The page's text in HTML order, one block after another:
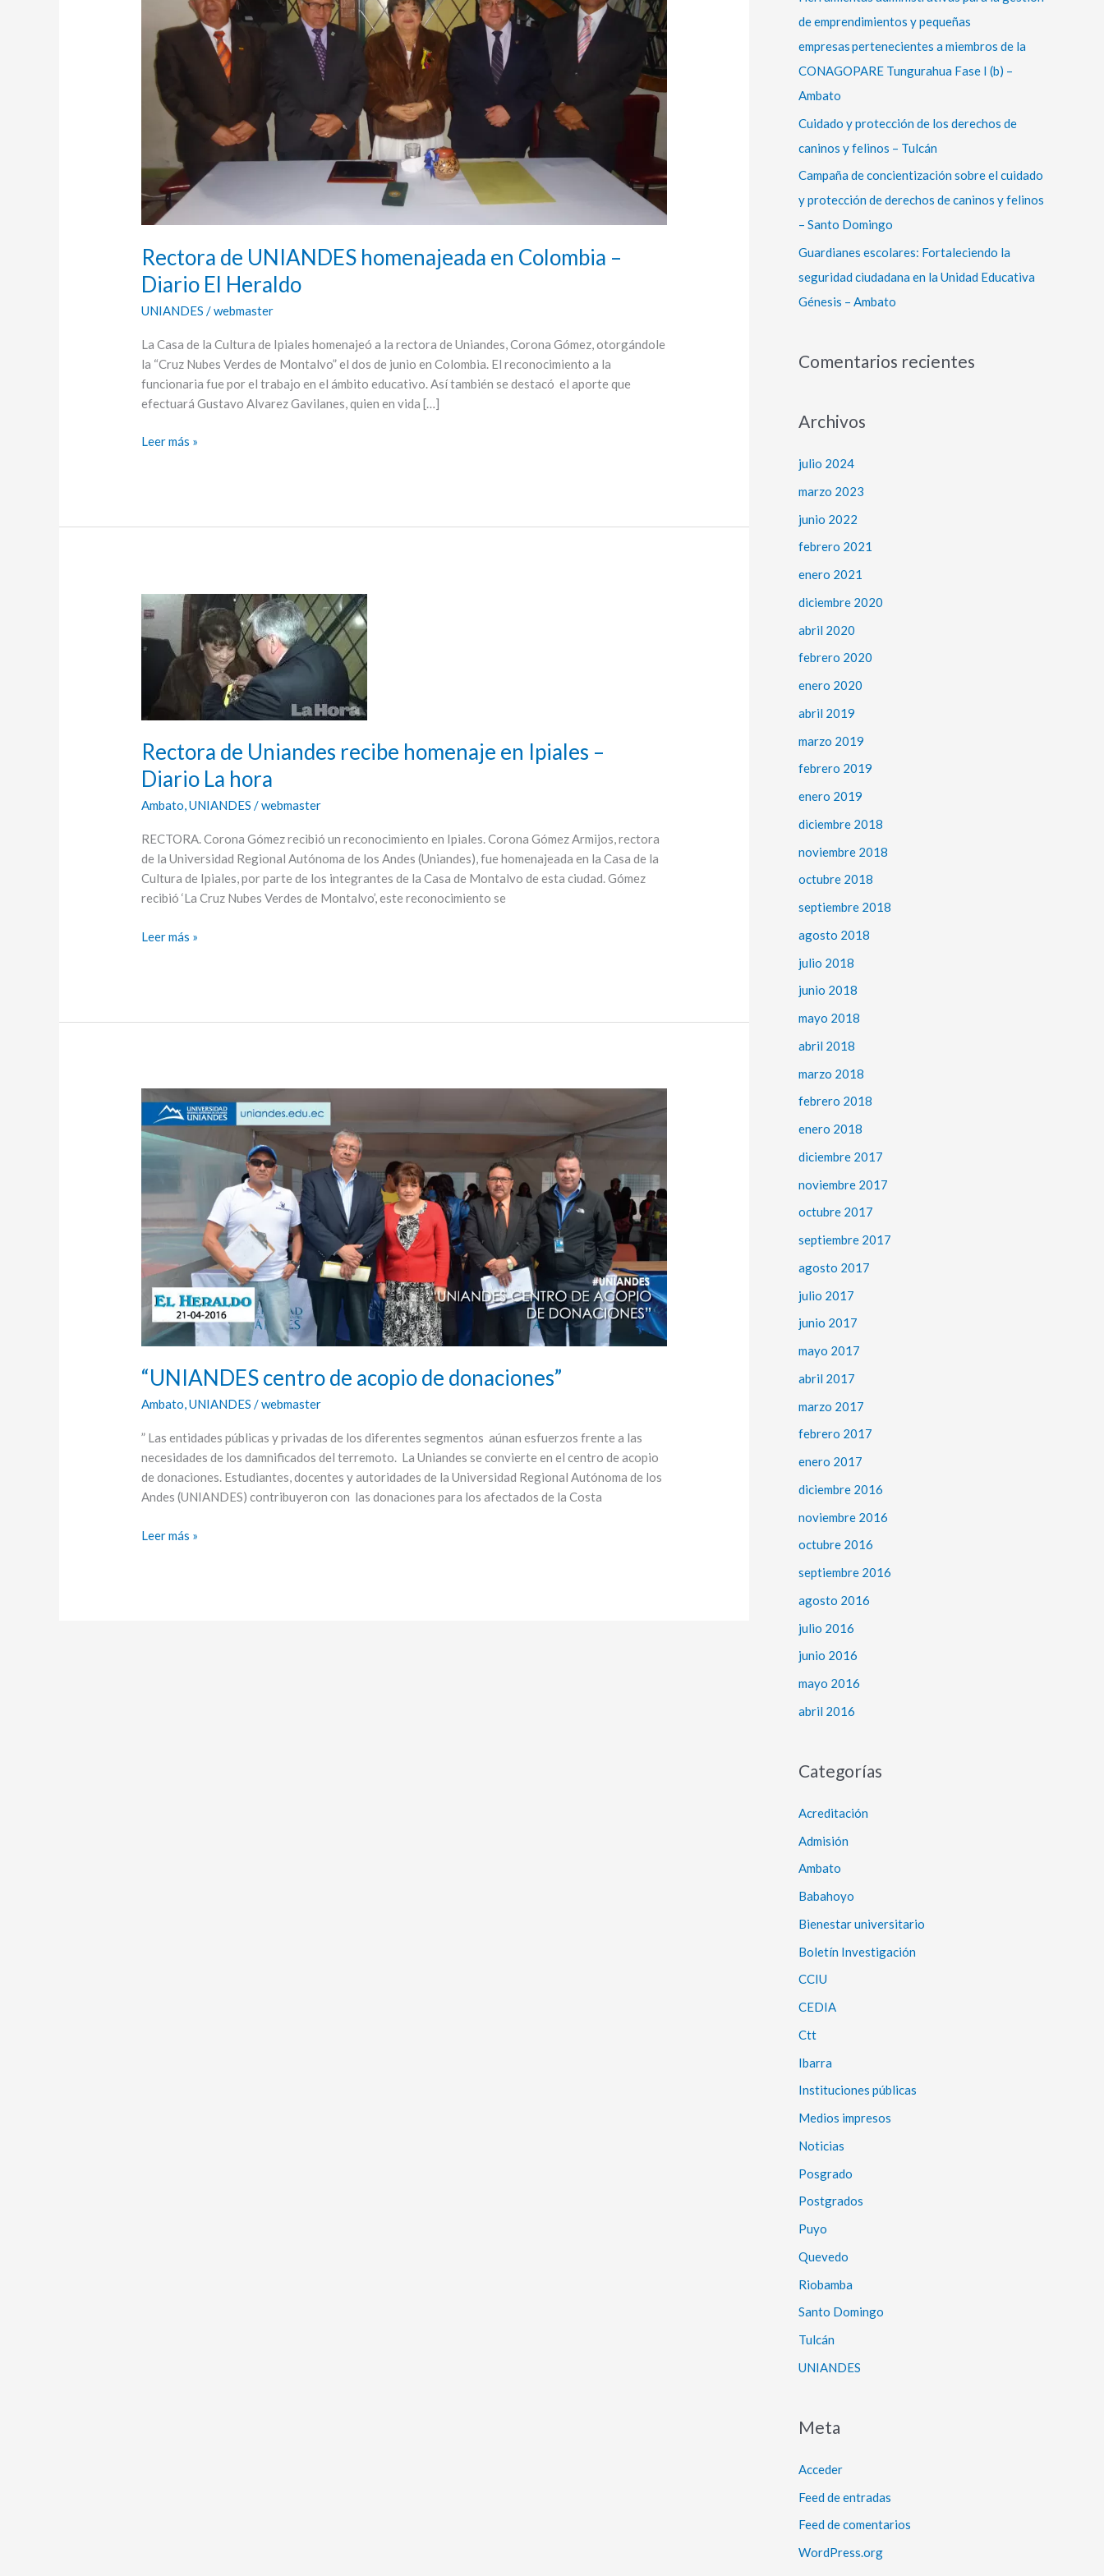
Rectora de UNIANDES homenajeada en Colombia –
Diario El Heraldo
UNIANDES /webmaster
La Casa de la Cultura de Ipiales homenajeó a la rectora de Uniandes, Corona Gómez, otorgándole
la “Cruz Nubes Verdes de Montalvo” el dos de junio en Colombia. El reconocimiento a la
funcionaria fue por el trabajo en el ámbito educativo. Así también se destacó el aporte que
efectuará Gustavo Alvarez Gavilanes, quien en vida […]
homenajeada
Colombia
Diario
Heraldo
Leer más »
Rectora de Uniandes recibe homenaje en Ipiales –
Diario La hora
Ambato,UNIANDES /webmaster
RECTORA. Corona Gómez recibió un reconocimiento en Ipiales. Corona Gómez Armijos, rectora
de la Universidad Regional Autónoma de los Andes (Uniandes), fue homenajeada en la Casa de la
Cultura de Ipiales, por parte de los integrantes de la Casa de Montalvo de esta ciudad. Gómez
recibió ‘La Cruz Nubes Verdes de Montalvo’, este reconocimiento se
Rectora
de
Uniandes
recibe
homenaje
Ipiales
–
Diario
La
hora
Leer más »
“UNIANDES centro de acopio de donaciones”
Ambato,UNIANDES /webmaster
” Las entidades públicas y privadas de los diferentes segmentos aúnan esfuerzos frente a las
necesidades de los damnificados del terremoto. La Uniandes se convierte en el centro de acopio
de donaciones. Estudiantes, docentes y autoridades de la Universidad Regional Autónoma de los
Andes (UNIANDES) contribuyeron con las donaciones para los afectados de la Costa
“UNIANDES
centro
de
acopio
donaciones”
Leer más »
de emprendimientos y pequeñas
empresas pertenecientes a miembros de la
CONAGOPARE Tungurahua Fase I (b) –
Ambato
Cuidado y protección de los derechos de
caninos y felinos – Tulcán
Campaña de concientización sobre el cuidado
y protección de derechos de caninos y felinos
– Santo Domingo
Guardianes escolares: Fortaleciendo la
seguridad ciudadana en la Unidad Educativa
Génesis – Ambato
Comentarios recientes
Archivos
julio 2024
marzo 2023
junio 2022
febrero 2021
enero 2021
diciembre 2020
abril 2020
febrero 2020
enero 2020
abril 2019
marzo 2019
febrero 2019
enero 2019
diciembre 2018
noviembre 2018
octubre 2018
septiembre 2018
agosto 2018
julio 2018
junio 2018
mayo 2018
abril 2018
marzo 2018
febrero 2018
enero 2018
diciembre 2017
noviembre 2017
octubre 2017
septiembre 2017
agosto 2017
julio 2017
junio 2017
mayo 2017
abril 2017
marzo 2017
febrero 2017
enero 2017
diciembre 2016
noviembre 2016
octubre 2016
septiembre 2016
agosto 2016
julio 2016
junio 2016
mayo 2016
abril 2016
Categorías
Acreditación
Admisión
Ambato
Babahoyo
Bienestar universitario
Boletín Investigación
CCIU
CEDIA
Ctt
Ibarra
Instituciones públicas
Medios impresos
Noticias
Posgrado
Postgrados
Puyo
Quevedo
Riobamba
Santo Domingo
Tulcán
UNIANDES
Meta
Acceder
Feed de entradas
Feed de comentarios
WordPress.org